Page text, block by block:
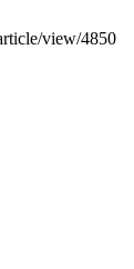
view/4850